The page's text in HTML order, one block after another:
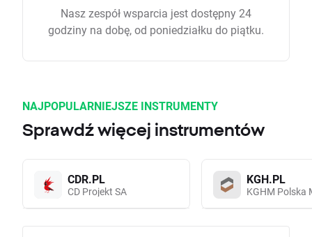
Nasz zespół wsparcia jest dostępny 24
godziny na dobę, od poniedziałku do piątku.
NAJPOPULARNIEJSZE INSTRUMENTY
Sprawdź więcej instrumentów
CDR.PL
CD Projekt SA
KGH.PL
KGHM Polska